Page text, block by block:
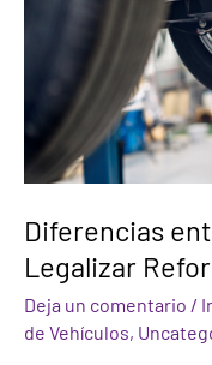
Diferencias
Legalizar
Deja un comentario /
de Vehículos,
Vehículos